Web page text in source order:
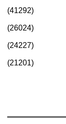
(41292)
(26024)
(24227)
(21201)